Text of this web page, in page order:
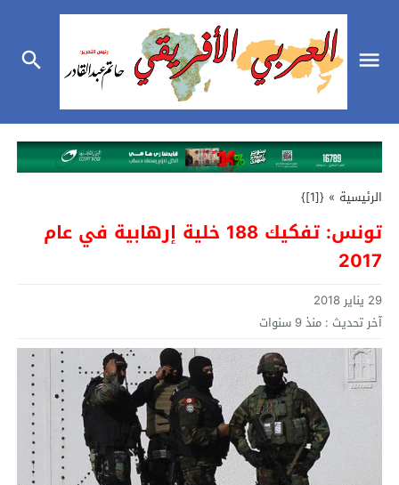
الرئيسية »
{[1]}
تونس: تفكيك 188 خلية إرهابية في عام
2017
29 يناير 2018
آخر تحديث : منذ 9 سنوات